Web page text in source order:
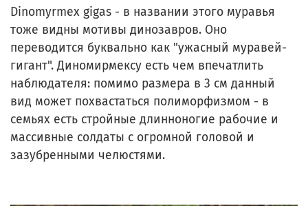
Dinomyrmex gigas - в названии этого муравья
тоже видны мотивы динозавров. Оно
переводится буквально как "ужасный муравей-
гигант". Диномирмексу есть чем впечатлить
наблюдателя: помимо размера в 3 см данный
вид может похвастаться полиморфизмом - в
семьях есть стройные длинноногие рабочие и
массивные солдаты с огромной головой и
зазубренными челюстями.